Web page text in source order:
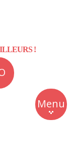
!
Menu
Insolite
Business